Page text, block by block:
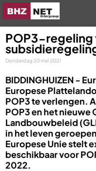
POP3-regeling
Donderdag 20 mei 2021
BIDDINGHUIZEN -
Europese
POP3 te verlengen.
POP3 en het
Landbouwbeleid
in het leven
Europese Unie stelt
beschikbaar voor
2022.